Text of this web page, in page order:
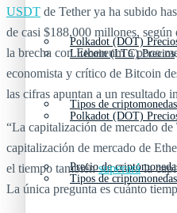
Polkadot (DOT)
Tipos de criptomonedas
Precio de
Litecoin (LTC) Precios
Polkadot (DOT)
Tipos de criptomonedas
USDT de Tether ya ha subido
de casi $188,000 millones, según
la brecha con Ethereum a poco
economista y crítico de Bitcoin
las cifras apuntan a un resultado
“La capitalización de mercado de
capitalización de mercado de
el tiempo tambiénsuperarála
La única pregunta es cuánto